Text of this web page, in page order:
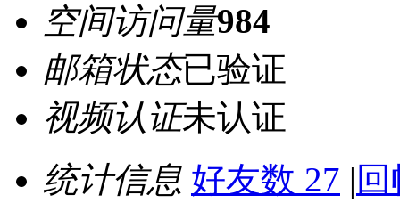
空间访问量984
邮箱状态已验证
视频认证未认证
统计信息 好友数 27 |